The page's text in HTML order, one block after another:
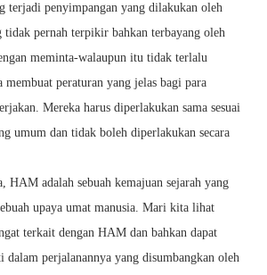
terjadi penyimpangan yang dilakukan oleh
tidak pernah terpikir bahkan terbayang oleh
meminta-walaupun itu tidak terlalu
membuat peraturan yang jelas bagi para
Mereka harus diperlakukan sama sesuai
umum dan tidak boleh diperlakukan secara
HAM adalah sebuah kemajuan sejarah yang
upaya umat manusia. Mari kita lihat
terkait dengan HAM dan bahkan dapat
dalam perjalanannya yang disumbangkan oleh